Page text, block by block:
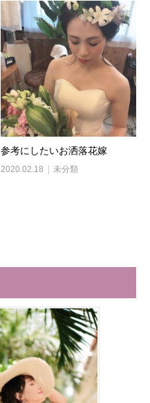
参考にしたいお洒落花嫁
2020.02.18 未分類